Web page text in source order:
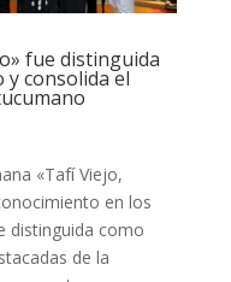
fue distinguida
consolida el
«Tafí Viejo,
en los
distinguida como
de la